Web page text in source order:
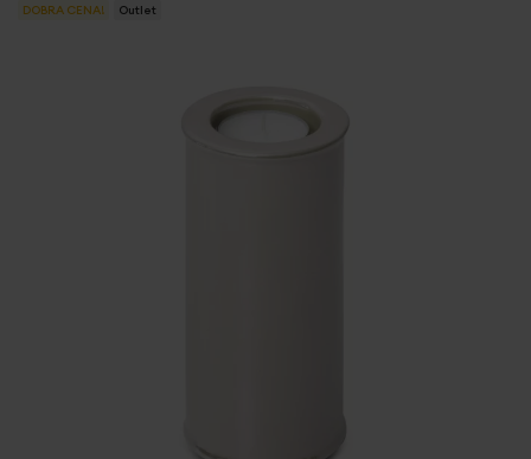
DOBRA CENA! Outlet